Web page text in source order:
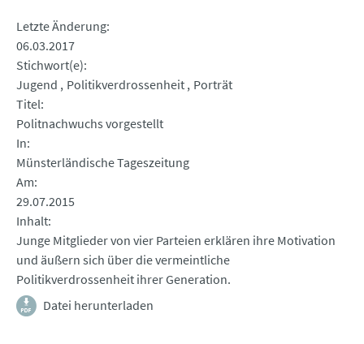
Letzte Änderung
06.03.2017
Stichwort(e)
Jugend
Politikverdrossenheit Porträt
Titel
Politnachwuchs vorgestellt
In
Münsterländische Tageszeitung
Am
29.07.2015
Inhalt
Junge Mitglieder von vier Parteien erklären ihre Motivation
und äußern sich über die vermeintliche
Politikverdrossenheit ihrer Generation.
Datei herunterladen